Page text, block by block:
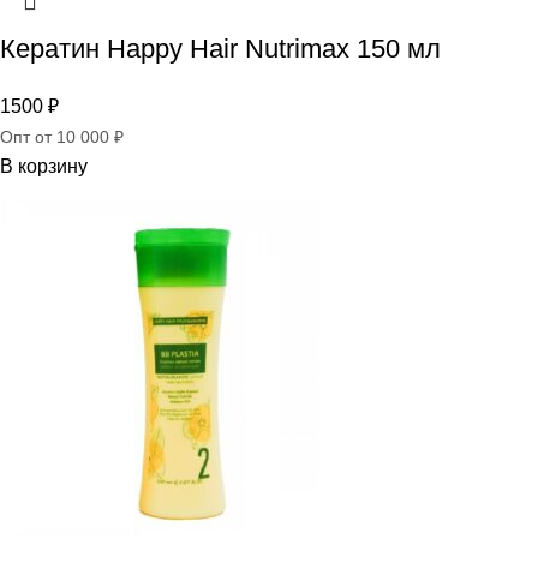
Кератин Happy Hair Nutrimax 150 мл
1500 ₽
Опт от 10 000 ₽
В корзину